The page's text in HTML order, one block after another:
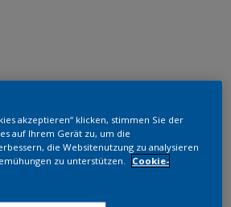
akzeptieren“ klicken, stimmen Sie der
auf Ihrem Gerät zu, um die
die Websitenutzung zu analysieren
zu unterstützen.
Cookie-